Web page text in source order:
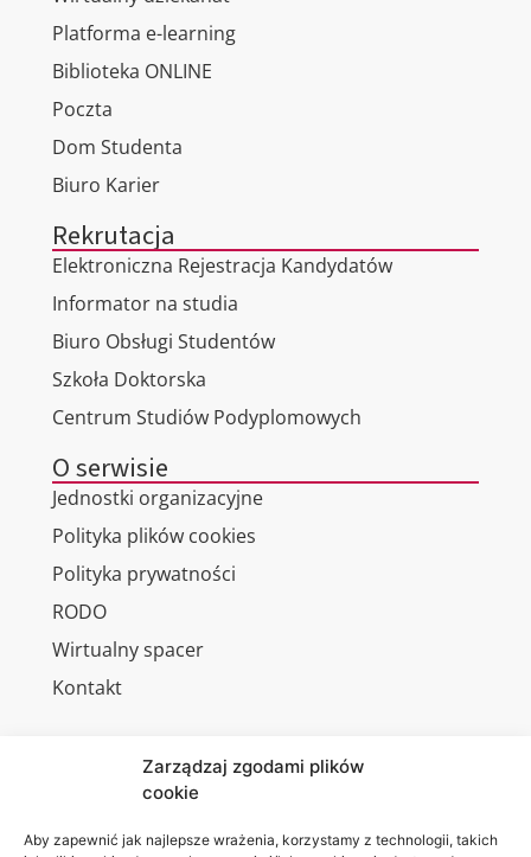
Zarządzaj zgodami plików
cookie
Aby zapewnić jak najlepsze wrażenia, korzystamy z technologii, takich
Platforma e-learning
Biblioteka ONLINE
Poczta
Dom Studenta
Biuro Karier
Rekrutacja
Elektroniczna Rejestracja Kandydatów
Informator na studia
Biuro Obsługi Studentów
Szkoła Doktorska
Centrum Studiów Podyplomowych
O serwisie
Jednostki organizacyjne
Polityka plików cookies
Polityka prywatności
RODO
Wirtualny spacer
Kontakt
Akademia